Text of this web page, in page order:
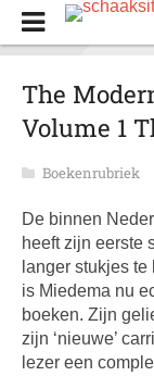
The
Volume 1
Boekenrubriek
De binnen
heeft zijn eerste
langer stukjes
is Miedema nu
boeken. Zijn
zijn ‘nieuwe’
lezer een